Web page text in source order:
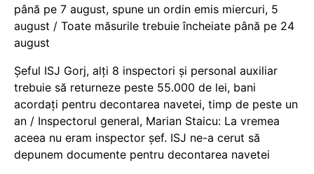
până pe 7 august, spune un ordin emis miercuri, 5
august / Toate măsurile trebuie încheiate până pe 24
august
Șeful ISJ Gorj, alți 8 inspectori și personal auxiliar
trebuie să returneze peste 55.000 de lei, bani
acordați pentru decontarea navetei, timp de peste un
an / Inspectorul general, Marian Staicu: La vremea
aceea nu eram inspector șef. ISJ ne-a cerut să
depunem documente pentru decontarea navetei